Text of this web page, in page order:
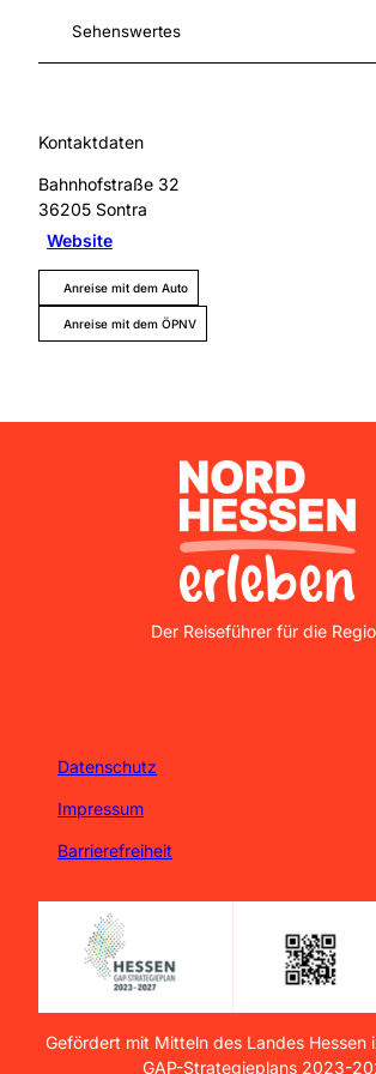
Sehenswertes
Kontaktdaten
Bahnhofstraße 32
36205 Sontra
Website
Anreise mit dem Auto
Anreise mit dem ÖPNV
Nordhessen Erleben
Der Reiseführer für die
Datenschutz
Impressum
Barrierefreiheit
Gefördert mit Mitteln des Landes Hessen
GAP-Strategieplans 2023-